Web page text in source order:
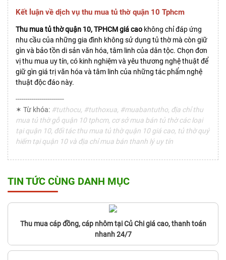
Kết luận về dịch vụ thu mua tủ thờ quận 10 Tphcm
Thu mua tủ thờ quận 10, TPHCM giá cao không chỉ đáp ứng
nhu cầu của những gia đình không sử dụng tủ thờ mà còn giữ
gìn và bảo tồn di sản văn hóa, tâm linh của dân tộc. Chọn đơn
vị thu mua uy tín, có kinh nghiệm và yêu thương nghệ thuật để
giữ gìn giá trị văn hóa và tâm linh của những tác phẩm nghệ
thuật độc đáo này.
------------------------
✶ Từ khóa: #tuthocu, #tuthoxua, #muabantutho, địa chỉ thu
mua tủ thờ gỗ quận 10 tphcm, cơ sở mua bán tủ thờ các loại
tại quận 10, đối tác thu mua tủ thờ quận 10 giá cao, tủ thờ quý
hiếm tại quận 10 và địa chỉ mua bán thanh lý uy tín
TIN TỨC CÙNG DANH MỤC
Thu mua cáp đồng, cáp nhôm tại Củ Chi giá cao, thanh toán
nhanh 24/7